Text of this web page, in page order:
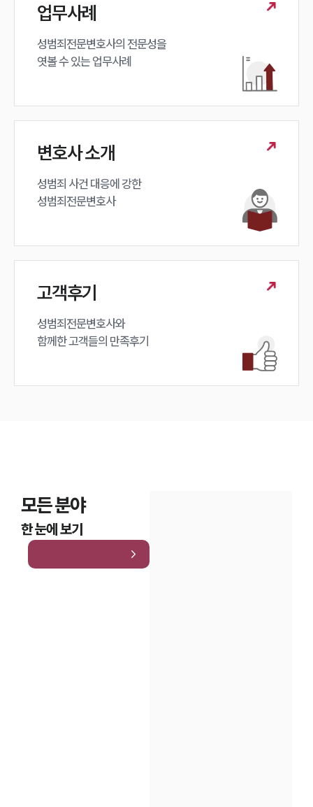
업무사례
성범죄전문변호사의 전문성을
엿볼 수 있는 업무사례
변호사 소개
성범죄 사건 대응에 강한
성범죄전문변호사
고객후기
성범죄전문변호사와
함께한 고객들의 만족후기
모든 분야
한 눈에 보기